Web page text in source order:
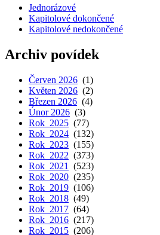
Jednorázové
Kapitolové dokončené
Kapitolové nedokončené
Archiv povídek
Červen 2026 (1)
Květen 2026 (2)
Březen 2026 (4)
Únor 2026 (3)
Rok 2025 (77)
Rok 2024 (132)
Rok 2023 (155)
Rok 2022 (373)
Rok 2021
(523)
Rok 2020 (235)
Rok 2019 (106)
Rok 2018 (49)
Rok 2017 (64)
Rok 2016 (217)
Rok 2015 (206)